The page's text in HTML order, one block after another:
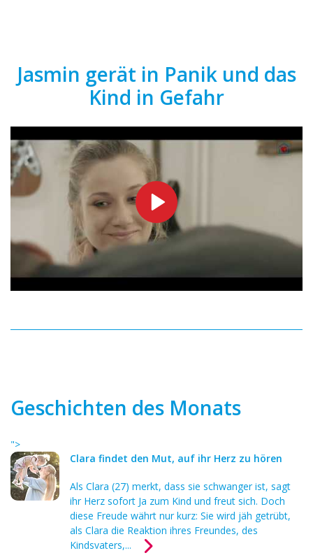
Jasmin gerät in Panik und das
Kind in Gefahr
Geschichten des Monats
">
Clara findet den Mut, auf ihr Herz zu hören
Als Clara (27) merkt, dass sie schwanger ist, sagt
ihr Herz sofort Ja zum Kind und freut sich. Doch
diese Freude währt nur kurz: Sie wird jäh getrübt,
als Clara die Reaktion ihres Freundes, des
Kindsvaters,...